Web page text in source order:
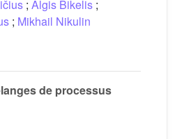
; Algis Bikelis ;
; Mikhail Nikulin
de processus